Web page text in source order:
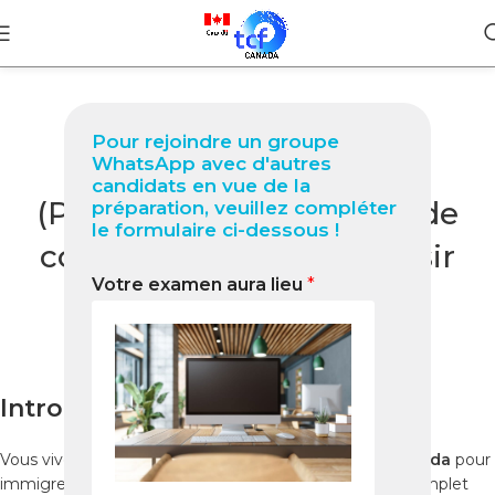
Pour rejoindre un groupe
WhatsApp avec d'autres
candidats en vue de la
préparation, veuillez compléter
le formulaire ci-dessous !
Votre examen aura lieu *
BLOG
TCF Canada à Papeete
(Polynésie française) Guide
complet 2025 pour réussir
votre test
NabilOn décembre 16, 2025
Introduction
Vous vivez à Papeeteet souhaitezpasser le TCF Canada pour
immigrer, étudier ou travailler au Canada ? Ce guide complet